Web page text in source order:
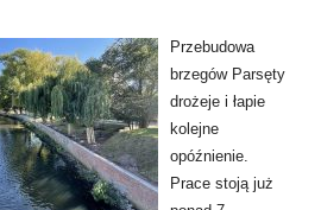
Przebudowa
brzegów Parsęty
drożeje i łapie
kolejne
opóźnienie.
Prace stoją już